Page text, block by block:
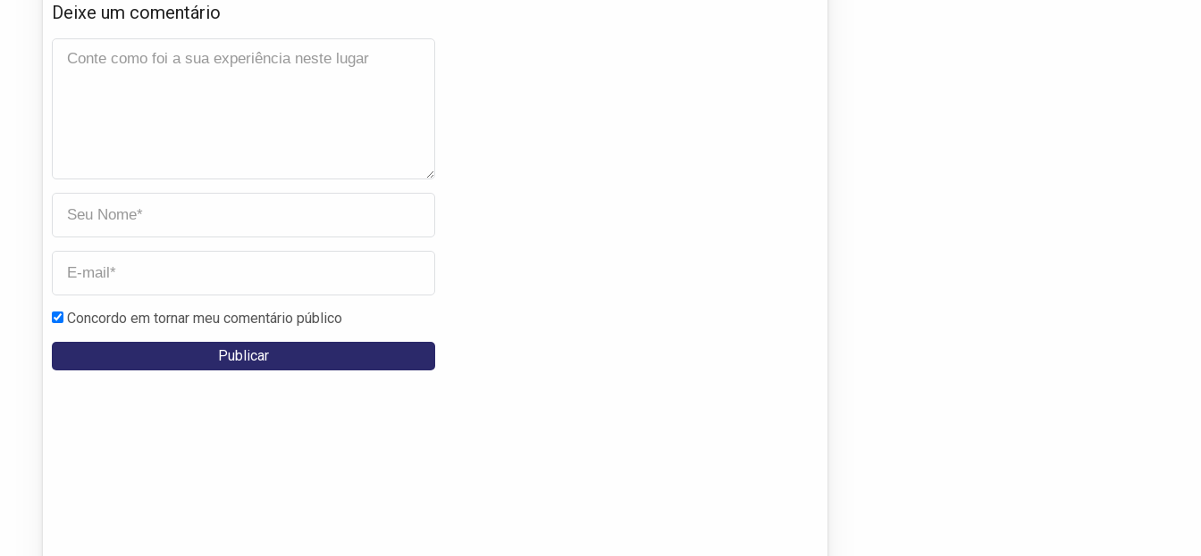
Deixe um comentário
Concordo em tornar meu comentário público